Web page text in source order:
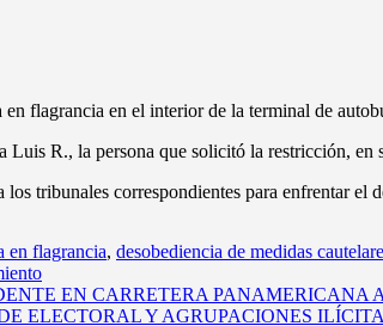
flagrancia en el interior de la terminal de
R., la persona que solicitó la restricción,
tribunales correspondientes para enfrentar el
en flagrancia, desobediencia de medidas
EN CARRETERA PANAMERICANA
ELECTORAL Y AGRUPACIONES